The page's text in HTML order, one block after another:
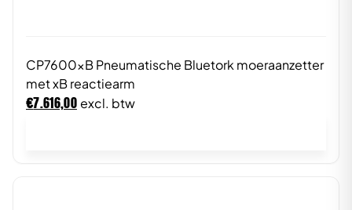
CP7600xB Pneumatische Bluetork moeraanzetter
met xB reactiearm
€7.616,00 excl. btw